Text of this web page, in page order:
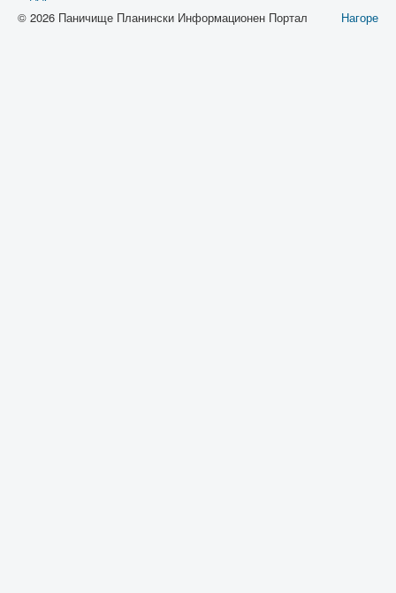
Нагоре
© 2026 Паничище Планински Информационен Портал